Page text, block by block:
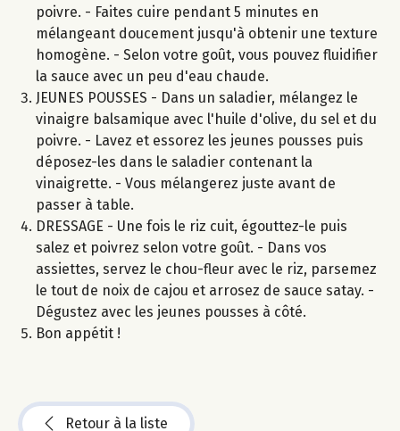
poivre. - Faites cuire pendant 5 minutes en
mélangeant doucement jusqu'à obtenir une texture
homogène. - Selon votre goût, vous pouvez fluidifier
la sauce avec un peu d'eau chaude.
JEUNES POUSSES - Dans un saladier, mélangez le
vinaigre balsamique avec l'huile d'olive, du sel et du
poivre. - Lavez et essorez les jeunes pousses puis
déposez-les dans le saladier contenant la
vinaigrette. - Vous mélangerez juste avant de
passer à table.
DRESSAGE - Une fois le riz cuit, égouttez-le puis
salez et poivrez selon votre goût. - Dans vos
assiettes, servez le chou-fleur avec le riz, parsemez
le tout de noix de cajou et arrosez de sauce satay. -
Dégustez avec les jeunes pousses à côté.
Bon appétit !
Retour à la liste